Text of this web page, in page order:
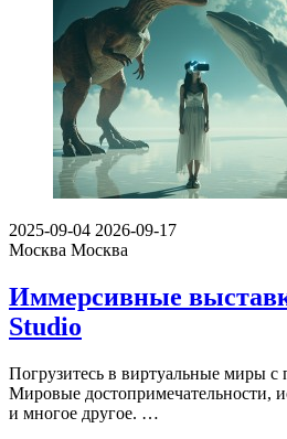
2025-09-04 2026-09-17
Москва Москва
Иммерсивные
Studio
Погрузитесь в виртуальные миры
Мировые достопримечательности,
и многое другое. …